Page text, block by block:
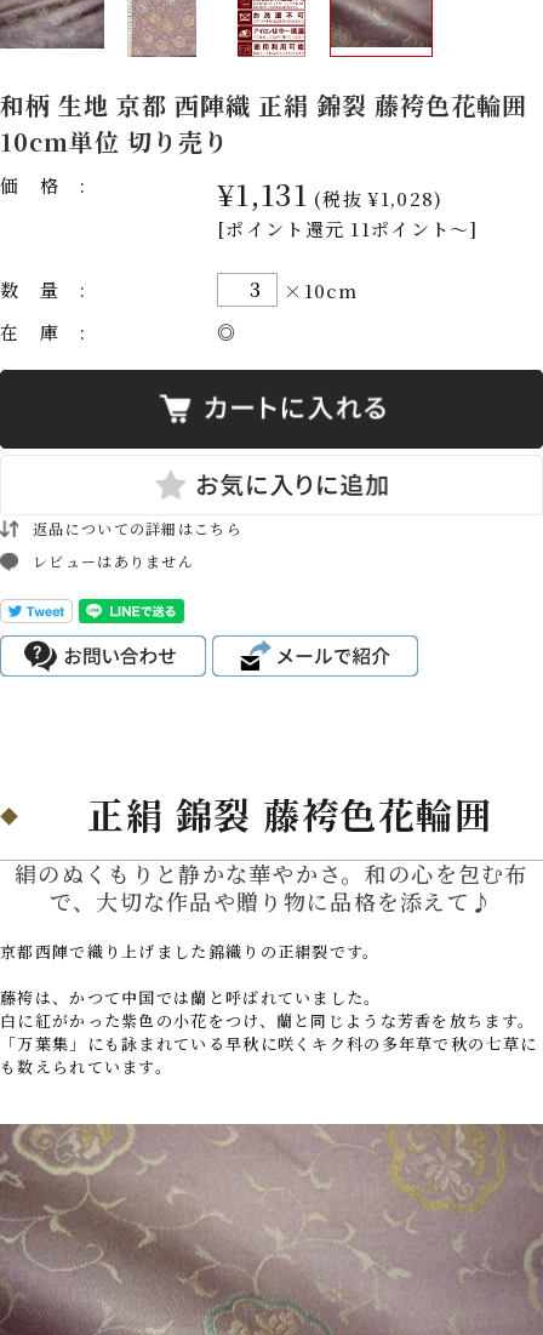
和柄 生地 京都 西陣織 正絹 錦裂 藤袴色花輪囲
10cm単位 切り売り
価格: ¥1,131 (税抜 ¥1,028)
[ポイント還元 11ポイント～]
数量:
×10cm
在庫:
◎
返品についての詳細はこちら
レビューはありません
正絹 錦裂 藤袴色花輪囲
絹のぬくもりと静かな華やかさ。和の心を包む布
で、大切な作品や贈り物に品格を添えて♪
京都西陣で織り上げました錦織りの正絹裂です。
藤袴は、かつて中国では蘭と呼ばれていました。
白に紅がかった紫色の小花をつけ、蘭と同じような芳香を放ちます。
「万葉集」にも詠まれている早秋に咲くキク科の多年草で秋の七草に
も数えられています。